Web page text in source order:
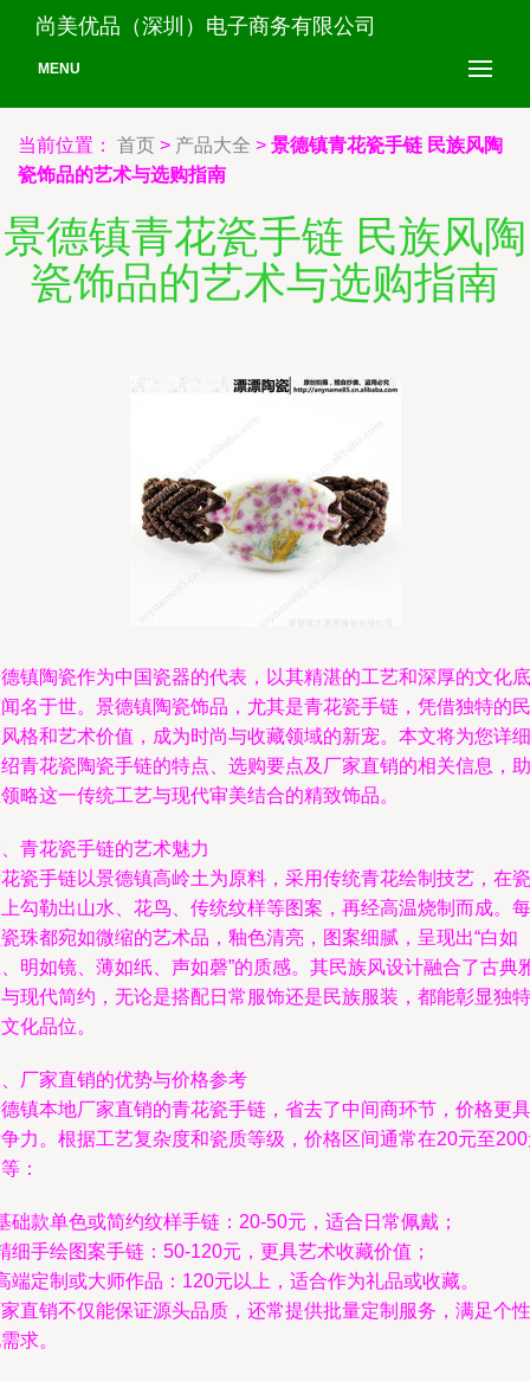
尚美优品（深圳）电子商务有限公司
MENU
当前位置： 首页 > 产品大全 > 景德镇青花瓷手链 民族风陶
瓷饰品的艺术与选购指南
景德镇青花瓷手链 民族风陶
瓷饰品的艺术与选购指南
镇陶瓷作为中国瓷器的代表，以其精湛的工艺和深厚的文化底
名于世。景德镇陶瓷饰品，尤其是青花瓷手链，凭借独特的民
格和艺术价值，成为时尚与收藏领域的新宠。本文将为您详细
青花瓷陶瓷手链的特点、选购要点及厂家直销的相关信息，助
略这一传统工艺与现代审美结合的精致饰品。
青花瓷手链的艺术魅力
瓷手链以景德镇高岭土为原料，采用传统青花绘制技艺，在瓷
勾勒出山水、花鸟、传统纹样等图案，再经高温烧制而成。每
珠都宛如微缩的艺术品，釉色清亮，图案细腻，呈现出“白如
明如镜、薄如纸、声如磬”的质感。其民族风设计融合了古典
现代简约，无论是搭配日常服饰还是民族服装，都能彰显独特
化品位。
厂家直销的优势与价格参考
镇本地厂家直销的青花瓷手链，省去了中间商环节，价格更具
力。根据工艺复杂度和瓷质等级，价格区间通常在20元至
：
础款单色或简约纹样手链：20-50元，适合日常佩戴；
细手绘图案手链：50-120元，更具艺术收藏价值；
端定制或大师作品：120元以上，适合作为礼品或收藏。
直销不仅能保证源头品质，还常提供批量定制服务，满足个性
求。